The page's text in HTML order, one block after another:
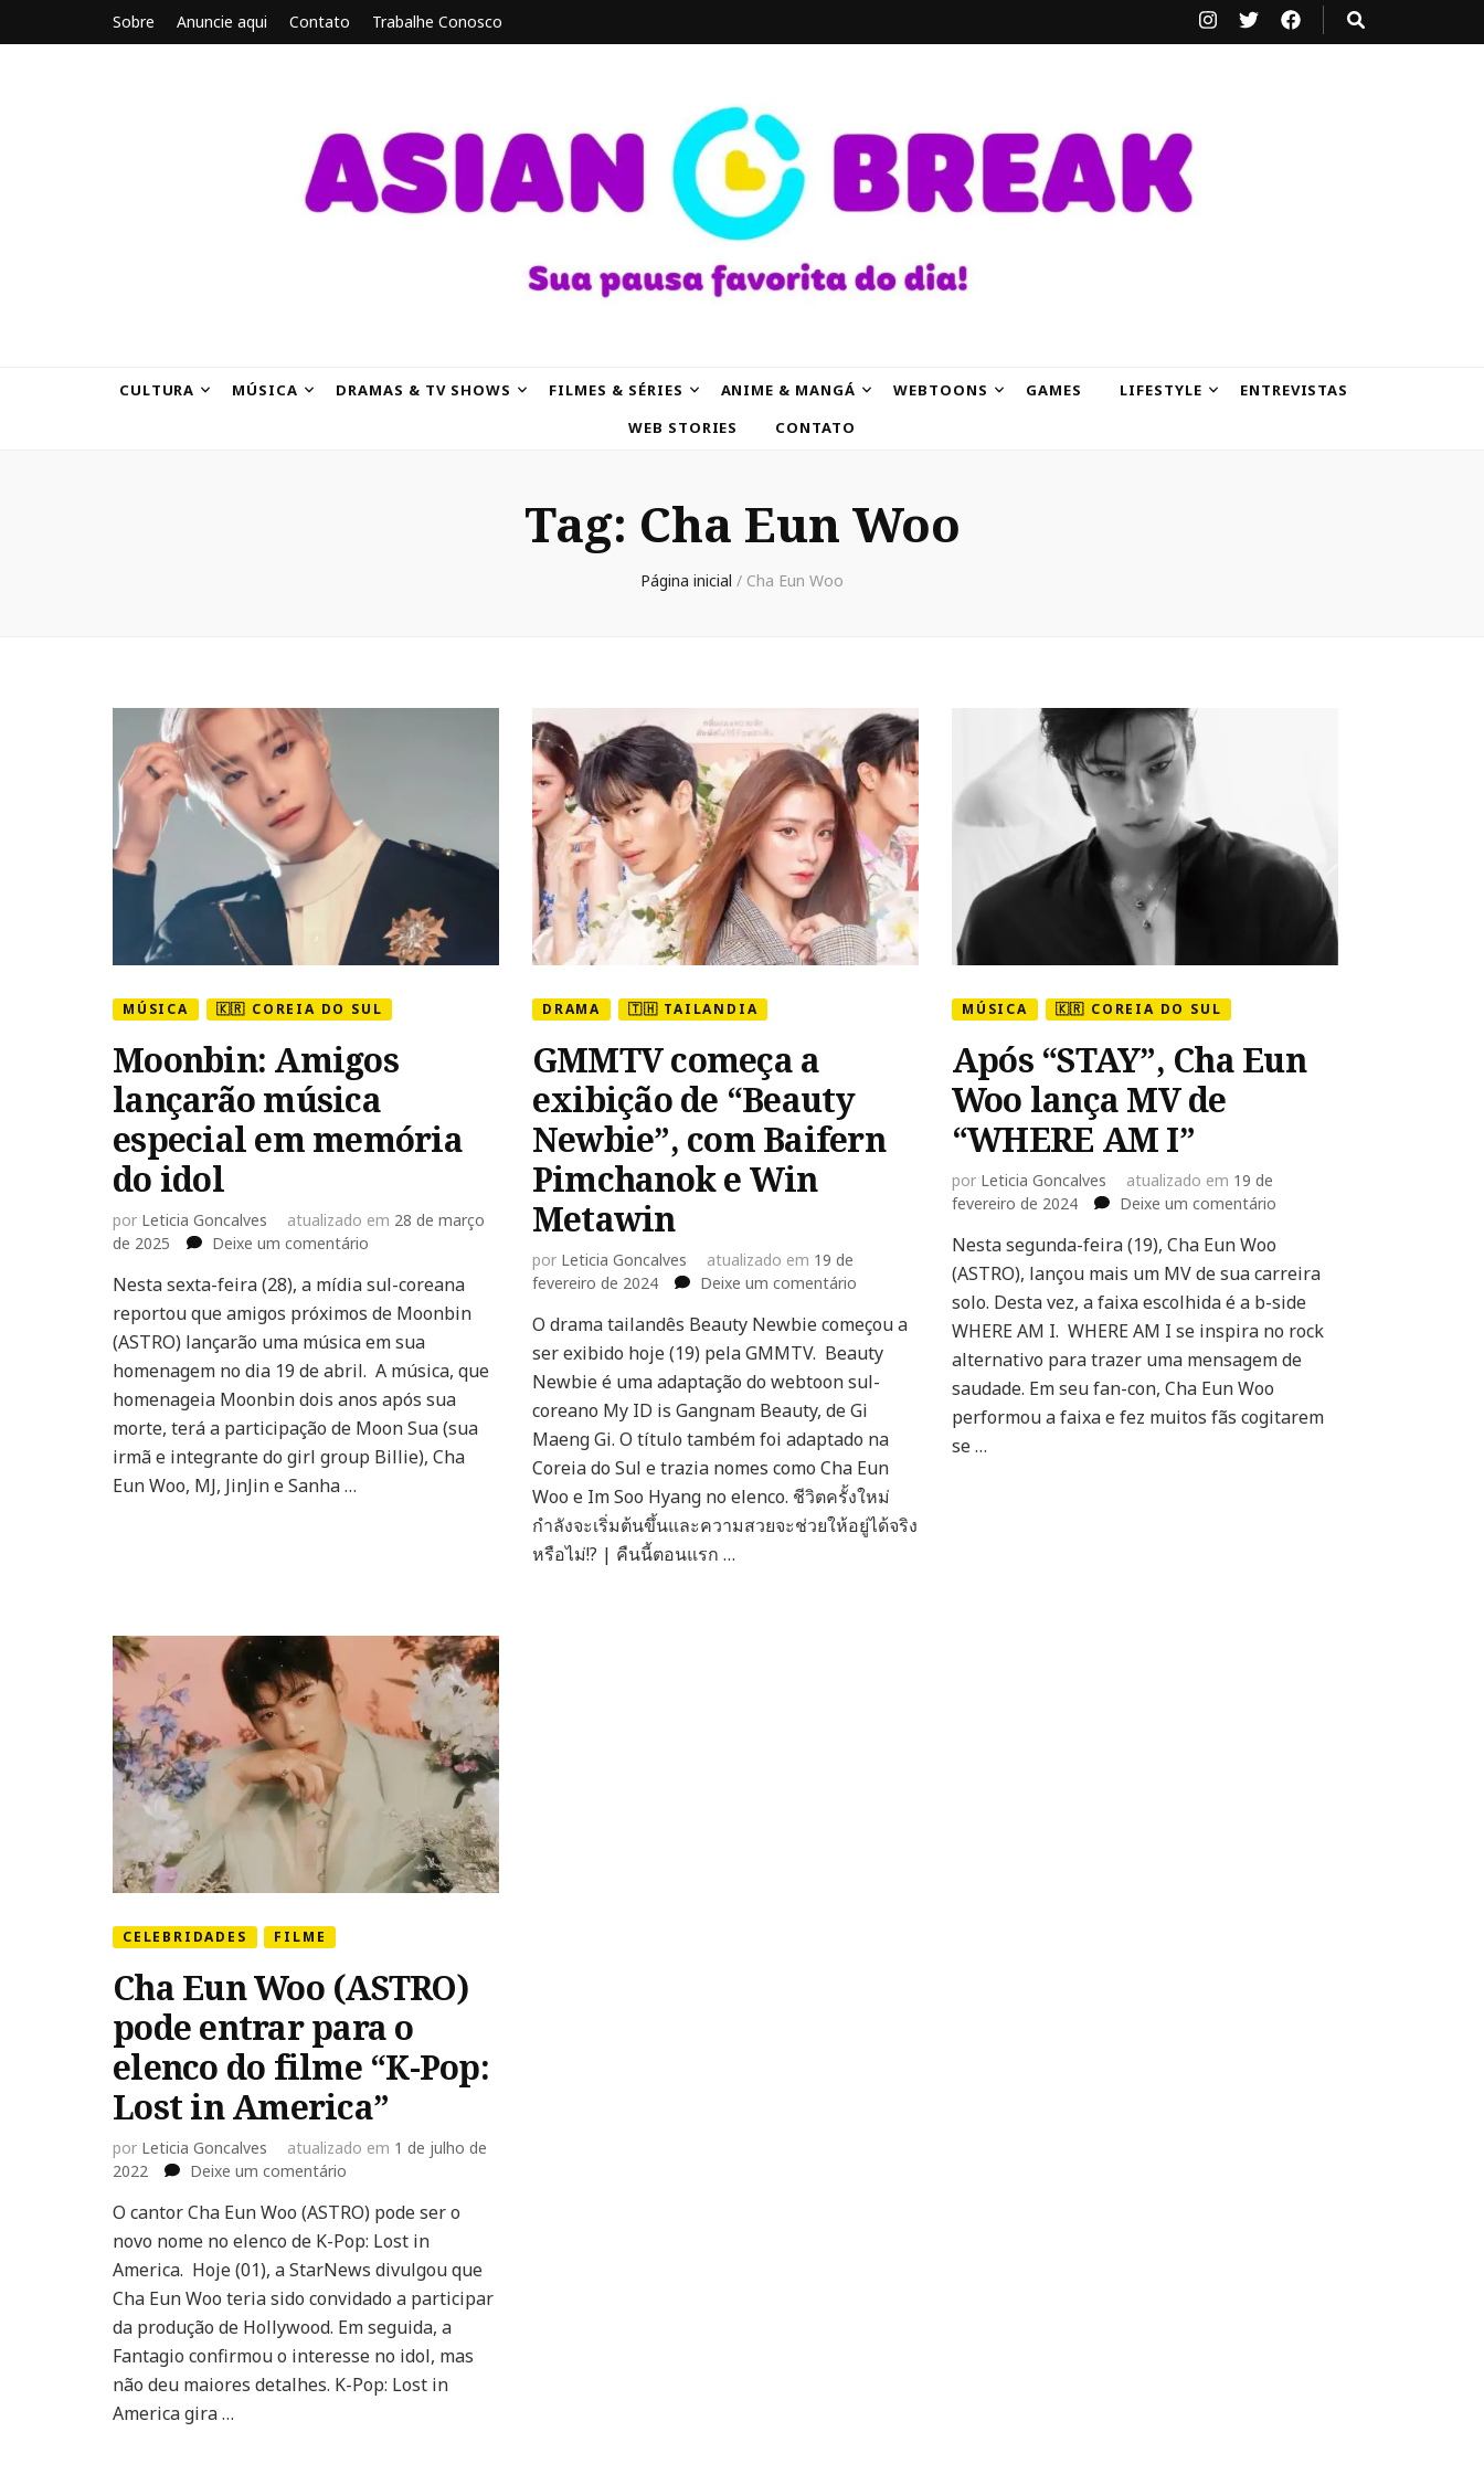
Sobre Anuncie aqui Contato Trabalhe Conosco
CULTURA MÚSICA DRAMAS & TV SHOWS FILMES & SÉRIES ANIME & MANGÁ WEBTOONS GAMES LIFESTYLE
ENTREVISTAS
WEB STORIES
CONTATO
Tag: Cha Eun Woo
Página inicial / Cha Eun Woo
MÚSICA 🇰🇷 COREIA DO SUL
Moonbin: Amigos
lançarão música
especial em memória
do idol
por Leticia Goncalves atualizado em 28 de março
de 2025
Deixe um comentário
Amigos
lançarão
música
em
memória
do
idol
Nesta sexta-feira (28), a mídia sul-coreana
reportou que amigos próximos de Moonbin
(ASTRO) lançarão uma música em sua
homenagem no dia 19 de abril. A música, que
homenageia Moonbin dois anos após sua
morte, terá a participação de Moon Sua (sua
irmã e integrante do girl group Billie), Cha
Eun Woo, MJ, JinJin e Sanha …
DRAMA 🇹🇭 TAILANDIA
GMMTV começa a
exibição de “Beauty
Newbie”, com Baifern
Pimchanok e Win
Metawin
por Leticia Goncalves atualizado em 19 de
fevereiro de 2024
Deixe um comentárioem
começa
a
exibição
“Beauty
Newbie”,
com
Baifern
Pimchanok
e
O drama tailandês Beauty Newbie começou a
ser exibido hoje (19) pela GMMTV. Beauty
Newbie é uma adaptação do webtoon sul-
coreano My ID is Gangnam Beauty, de Gi
Maeng Gi. O título também foi adaptado na
Coreia do Sul e trazia nomes como Cha Eun
Woo e Im Soo Hyang no elenco. ชีวิตครั้งใหม่
กำลังจะเริ่มต้นขึ้นและความสวยจะช่วยให้อยู่ได้จริง
หรือไม่!? | คืนนี้ตอนแรก …
MÚSICA 🇰🇷 COREIA DO SUL
Após “STAY”, Cha Eun
Woo lança MV de
“WHERE AM I”
por Leticia Goncalves atualizado em 19 de
fevereiro de 2024
Deixe um comentárioem
“STAY”,
Cha
Eun
lança
MV
“WHERE
Nesta segunda-feira (19), Cha Eun Woo
(ASTRO), lançou mais um MV de sua carreira
solo. Desta vez, a faixa escolhida é a b-side
WHERE AM I. WHERE AM I se inspira no rock
alternativo para trazer uma mensagem de
saudade. Em seu fan-con, Cha Eun Woo
performou a faixa e fez muitos fãs cogitarem
se …
CELEBRIDADES FILME
Cha Eun Woo (ASTRO)
pode entrar para o
elenco do filme “K-Pop:
Lost in America”
por Leticia Goncalves atualizado em 1 de julho de
2022
Deixe um comentário
Eun
Woo
(ASTRO)
entrar
para
o
elenco
O cantor Cha Eun Woo (ASTRO) pode ser o
novo nome no elenco de K-Pop: Lost in
America. Hoje (01), a StarNews divulgou que
Cha Eun Woo teria sido convidado a participar
da produção de Hollywood. Em seguida, a
Fantagio confirmou o interesse no idol, mas
não deu maiores detalhes. K-Pop: Lost in
America gira …